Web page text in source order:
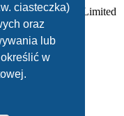
ciasteczka)
oraz
lub
w
© phpBB Limited